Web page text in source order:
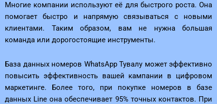
Многие компании используют её для быстрого роста. Она
помогает быстро и напрямую связываться с новыми
клиентами. Таким образом, вам не нужна большая
команда или дорогостоящие инструменты.
База данных номеров WhatsApp Тувалу может эффективно
повысить эффективность вашей кампании в цифровом
маркетинге. Более того, при покупке номеров в базе
данных Line она обеспечивает 95% точных контактов. При